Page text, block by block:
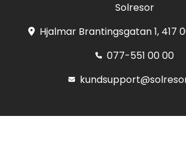
Solresor
Hjalmar Brantingsgatan 1, 417
077-551 00 00